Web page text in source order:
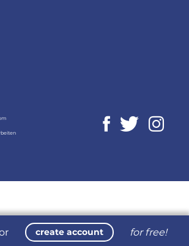
create account for free!